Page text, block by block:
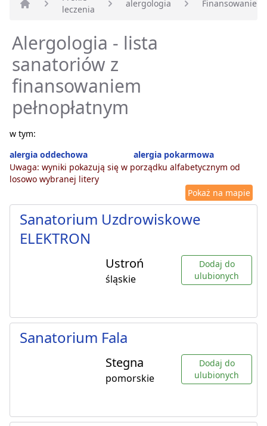
Strona główna
leczenia
alergologia Finansowanie
Alergologia - lista
sanatoriów z
finansowaniem
pełnopłatnym
w tym:
alergia oddechowa
alergia pokarmowa
Uwaga: wyniki pokazują się w porządku alfabetycznym od
losowo wybranej litery
Pokaż na mapie
Sanatorium Uzdrowiskowe
ELEKTRON
Ustroń
śląskie
Dodaj do
ulubionych
Sanatorium Fala
Stegna
pomorskie
Dodaj do
ulubionych